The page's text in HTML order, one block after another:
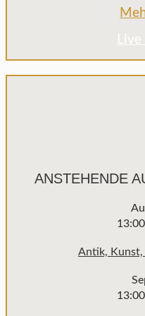
ANSTEHENDE
13:00
Antik, Kunst,
13:00